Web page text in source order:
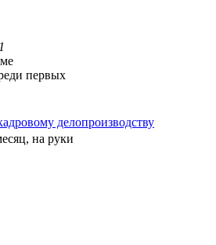
1
первых
делопроизводству
на руки